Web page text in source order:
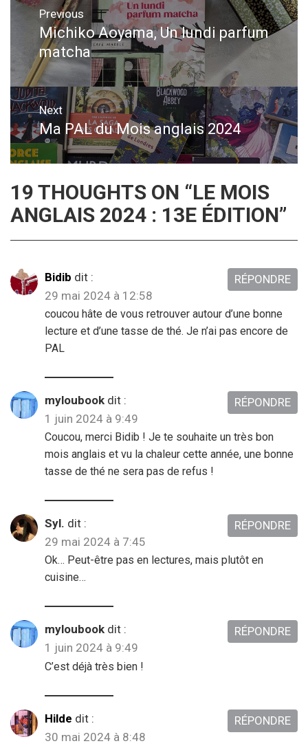
Navigation
l’article
Previous
Previous
post:
Michiko Aoyama, Un lundi parfum
matcha
Next
Next
post:
Ma PAL du Mois anglais 2024
19 THOUGHTS ON “LE MOIS
ANGLAIS 2024 : 13E ÉDITION”
Bidib dit :
29 mai 2024 à 12:58
coucou hâte de vous retrouver autour d’une bonne
lecture et d’une tasse de thé. Je n’ai pas encore de
PAL
RÉPONDRE
myloubook dit :
1 juin 2024 à 9:49
Coucou, merci Bidib ! Je te souhaite un très bon
mois anglais et vu la chaleur cette année, une bonne
tasse de thé ne sera pas de refus !
RÉPONDRE
Syl. dit :
29 mai 2024 à 7:45
Ok… Peut-être pas en lectures, mais plutôt en
cuisine…
RÉPONDRE
myloubook dit :
1 juin 2024 à 9:49
C’est déjà très bien !
RÉPONDRE
Hilde dit :
30 mai 2024 à 8:48
RÉPONDRE